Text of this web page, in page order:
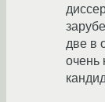
две в
очень